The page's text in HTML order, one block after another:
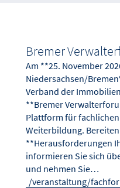
Bremer
Am **25. November
Niedersachsen/
Verband der
**Bremer
Plattform für
Weiterbildung.
**Herausforderungen
informieren Sie sich
und nehmen Sie…
/veranstaltung/